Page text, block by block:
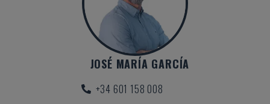
JOSÉ MARÍA GARCÍA
+34 601 158 008